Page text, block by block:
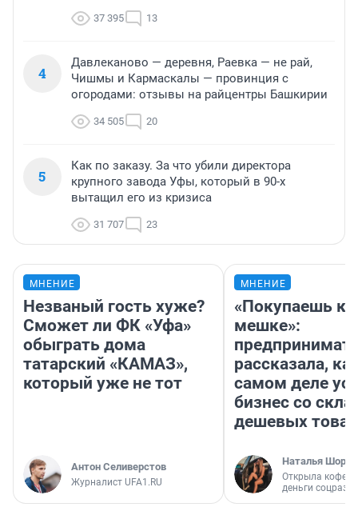
37 395 13
4
Давлеканово — деревня, Раевка — не рай,
Чишмы и Кармаскалы — провинция с
огородами: отзывы на райцентры Башкирии
34 505 20
5
Как по заказу. За что убили директора
крупного завода Уфы, который в 90-х
вытащил его из кризиса
31 707 23
МНЕНИЕ
Незваный гость хуже?
Сможет ли ФК «Уфа»
обыграть дома
татарский «КАМАЗ»,
который уже не тот
Антон Селиверстов
Журналист UFA1.RU
МНЕНИЕ
«Покупаешь
мешке»:
рассказала,
самом деле
бизнес со
дешевых
Наталья
Открыла
деньги